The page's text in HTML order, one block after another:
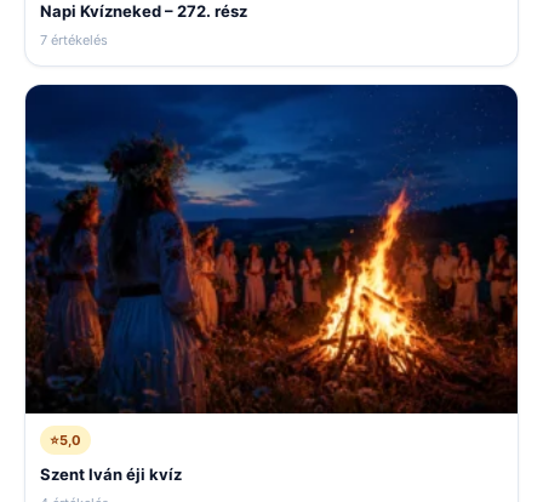
Napi Kvízneked – 272. rész
7 értékelés
⭐5,0
Szent Iván éji kvíz